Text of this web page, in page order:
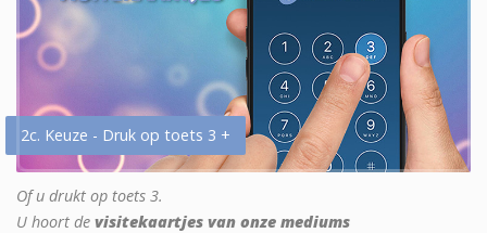
2c. Keuze - Druk op toets 3 +
Of u drukt op toets 3.
U hoort de visitekaartjes van onze mediums